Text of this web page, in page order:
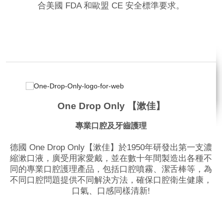
合美國 FDA 和歐盟 CE 安全標準要求。
One Drop Only 【漱佳】
專業口腔及牙齒護理
德國 One Drop Only【漱佳】於1950年研發出第一支濃
縮漱口液，廣受用家愛戴，並在數十年間製造出各種不
同的專業口腔護理產品，包括口腔噴霧、潔舌棒等，為
不同口腔問題提供不同解決方法，確保口腔衛生健康，
口氣、口感同樣清新!